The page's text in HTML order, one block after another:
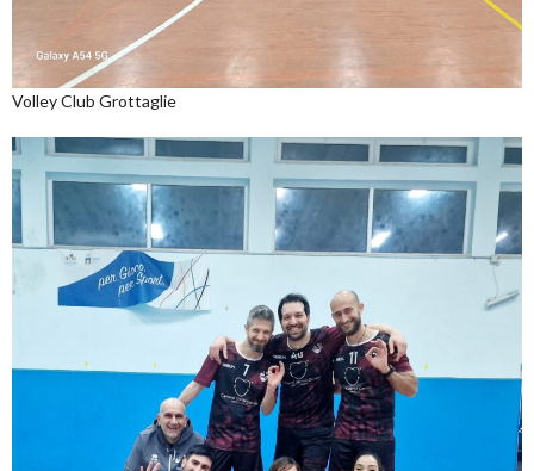
Volley Club Grottaglie